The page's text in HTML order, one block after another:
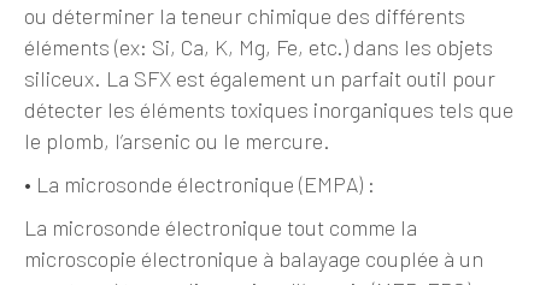
ou déterminer la teneur chimique des différents
éléments (ex: Si, Ca, K, Mg, Fe, etc.) dans les objets
siliceux. La SFX est également un parfait outil pour
détecter les éléments toxiques inorganiques tels que
le plomb, l’arsenic ou le mercure.
• La microsonde électronique (EMPA) :
La microsonde électronique tout comme la
microscopie électronique à balayage couplée à un